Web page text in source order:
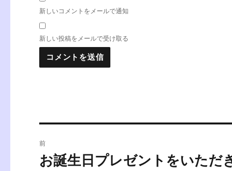
新しいコメントをメールで通知
新しい投稿をメールで受け取る
稿
前
前
お誕生日プレゼントをいただ